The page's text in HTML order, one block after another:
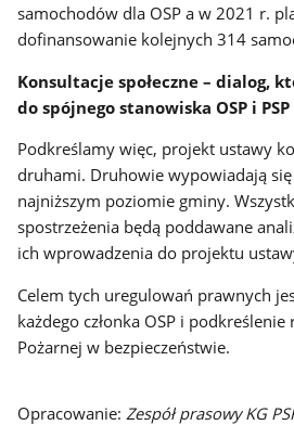
samochodów dla OSP a w 2021 r.
dofinansowanie kolejnych 314
Konsultacje społeczne – dialog,
do spójnego stanowiska OSP i PSP
Podkreślamy więc, projekt ustawy
druhami. Druhowie wypowiadają
najniższym poziomie gminy.
spostrzeżenia będą poddawane
ich wprowadzenia do projektu
Celem tych uregulowań prawnych
każdego członka OSP i
Pożarnej w bezpieczeństwie.
Opracowanie: Zespół prasowy KG